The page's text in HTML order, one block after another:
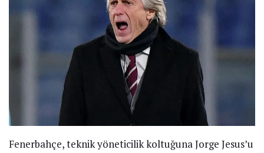
Fenerbahçe, teknik yöneticilik koltuğuna Jorge Jesus’u